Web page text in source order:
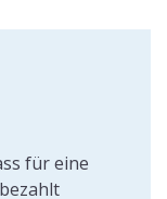
für eine